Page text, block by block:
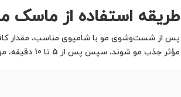
طریقه استفاده از ماسک
پس از شست‌وشوی مو با شامپوی مناسب، مقدار
مؤثر جذب مو شوند، سپس پس از 5 تا 10 دقیقه، موها را با آب ولرم به خوبی آبکشی کنید. برای نتایج بهتر، استفاده 2 تا 3 بار در هفته توصیه می‌شود.